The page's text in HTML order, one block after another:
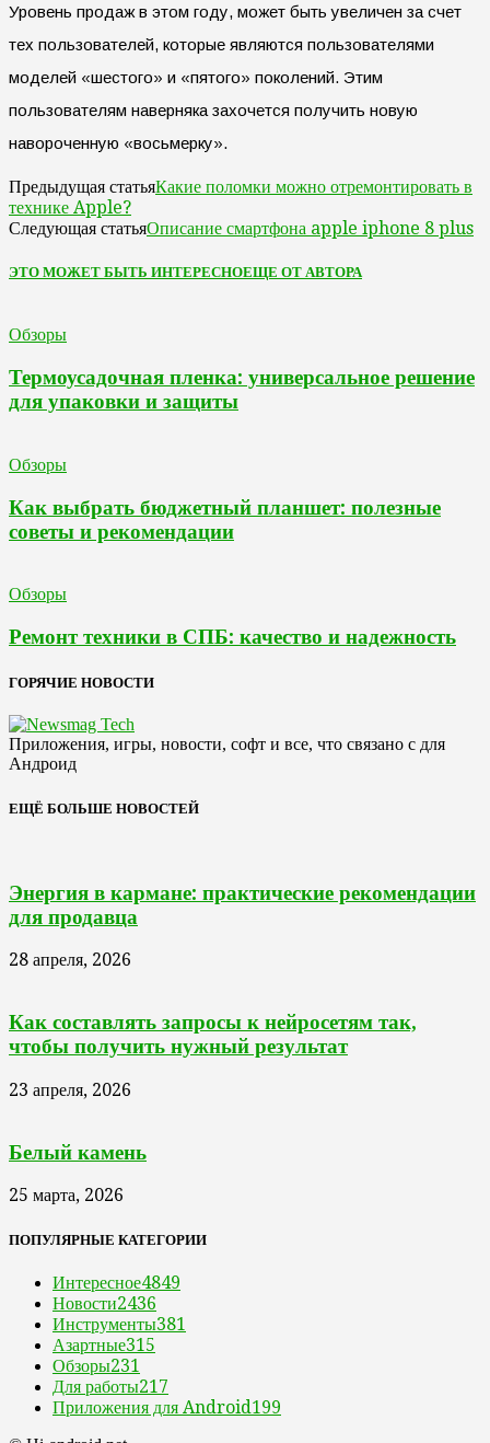
Уровень продаж в этом году, может быть увеличен за счет
тех пользователей, которые являются пользователями
моделей «шестого» и «пятого» поколений. Этим
пользователям наверняка захочется получить новую
навороченную «восьмерку».
Предыдущая статьяКакие поломки можно отремонтировать в
технике Apple?
Следующая статьяОписание смартфона apple iphone 8 plus
ЭТО МОЖЕТ БЫТЬ ИНТЕРЕСНОЕЩЕ ОТ АВТОРА
Обзоры
Термоусадочная пленка: универсальное решение
для упаковки и защиты
Обзоры
Как выбрать бюджетный планшет: полезные
советы и рекомендации
Обзоры
Ремонт техники в СПБ: качество и надежность
ГОРЯЧИЕ НОВОСТИ
Приложения, игры, новости, софт и все, что связано с для
Андроид
ЕЩЁ БОЛЬШЕ НОВОСТЕЙ
Энергия в кармане: практические рекомендации
для продавца
28 апреля, 2026
Как составлять запросы к нейросетям так,
чтобы получить нужный результат
23 апреля, 2026
Белый камень
25 марта, 2026
ПОПУЛЯРНЫЕ КАТЕГОРИИ
Интересное4849
Новости2436
Инструменты381
Азартные315
Обзоры231
Для работы217
Приложения для Android199